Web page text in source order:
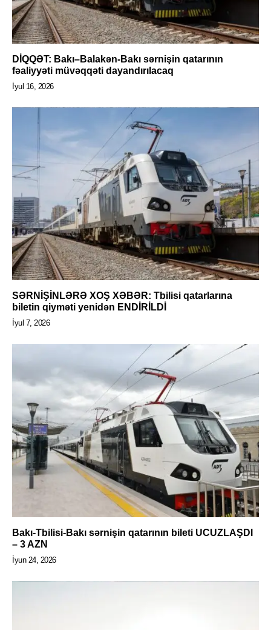
DİQQƏT: Bakı–Balakən-Bakı sərnişin qatarının
fəaliyyəti müvəqqəti dayandırılacaq
İyul 16, 2026
SƏRNİŞİNLƏRƏ XOŞ XƏBƏR: Tbilisi qatarlarına
biletin qiyməti yenidən ENDİRİLDİ
İyul 7, 2026
Bakı-Tbilisi-Bakı sərnişin qatarının bileti UCUZLAŞDI
– 3 AZN
İyun 24, 2026